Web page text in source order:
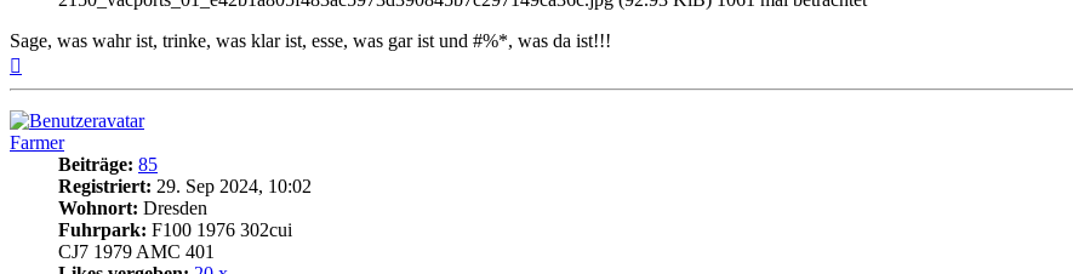
Sage, was wahr ist, trinke, was klar ist, esse, was gar ist und #%*, was da ist!!!
Farmer
Beiträge: 85
Registriert: 29. Sep 2024, 10:02
Wohnort: Dresden
Fuhrpark: F100 1976 302cui
CJ7 1979 AMC 401